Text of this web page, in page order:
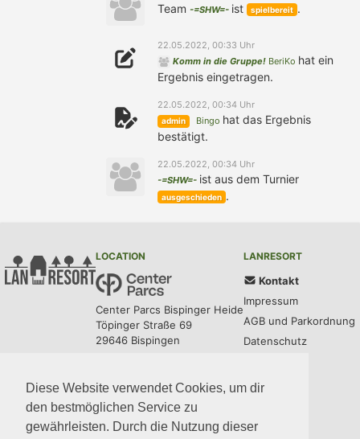
Diese Website verwendet Cookies, um dir
den bestmöglichen Service zu
gewährleisten. Durch die Nutzung dieser
Team -=SHW=- ist spielbereit .
22.05.2022, 00:33 Uhr
Komm in die Gruppe! BeriKo hat ein
Ergebnis eingetragen.
22.05.2022, 00:34 Uhr
admin Bingo hat das Ergebnis
bestätigt.
22.05.2022, 00:34 Uhr
-=SHW=- ist aus dem Turnier
ausgeschieden .
LOCATION
Center Parcs Bispinger Heide
Töpinger Straße 69
29646 Bispingen
LANRESORT
Kontakt
Impressum
AGB und Parkordnung
Datenschutz
UPDATES COMMUNITY CODE